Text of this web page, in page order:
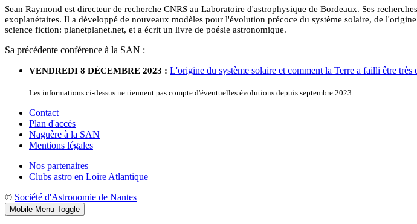
Sean Raymond est directeur de recherche CNRS au Laboratoire d'astrophysique de Bordeaux. Ses
exoplanétaires. Il a développé de nouveaux modèles pour l'évolution précoce du système solaire, de
science fiction: planetplanet.net, et a écrit un livre de poésie astronomique.
Sa précédente conférence à la SAN :
VENDREDI 8 DÉCEMBRE 2023 : L'origine du système solaire et comment la Terre a failli être très
Les informations ci-dessus ne tiennent pas compte d'éventuelles évolutions depuis septembre 2023
Contact
Plan d'accès
Naguère à la SAN
Mentions légales
Nos partenaires
Clubs astro en Loire Atlantique
© Société d'Astronomie de Nantes
Mobile Menu Toggle